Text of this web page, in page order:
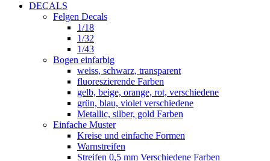
DECALS
Felgen Decals
1/18
1/32
1/43
Bogen einfarbig
weiss, schwarz, transparent
fluoreszierende Farben
gelb, beige, orange, rot, verschiedene
grün, blau, violet verschiedene
Metallic, silber, gold Farben
Einfache Muster
Kreise und einfache Formen
Warnstreifen
Streifen 0,5 mm Verschiedene Farben